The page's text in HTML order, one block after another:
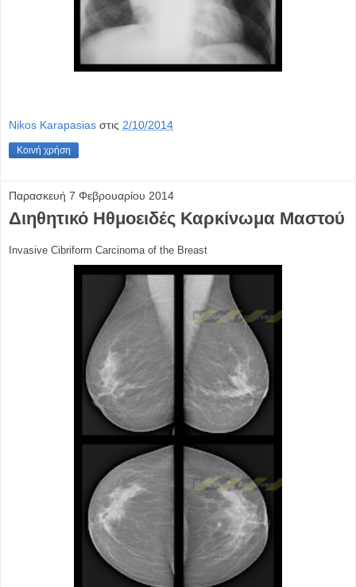
Nikos Karapasias στις 2/10/2014
Κοινή χρήση
Παρασκευή 7 Φεβρουαρίου 2014
Διηθητικό Ηθμοειδές Καρκίνωμα Μαστού
Invasive Cibriform Carcinoma of the Breast